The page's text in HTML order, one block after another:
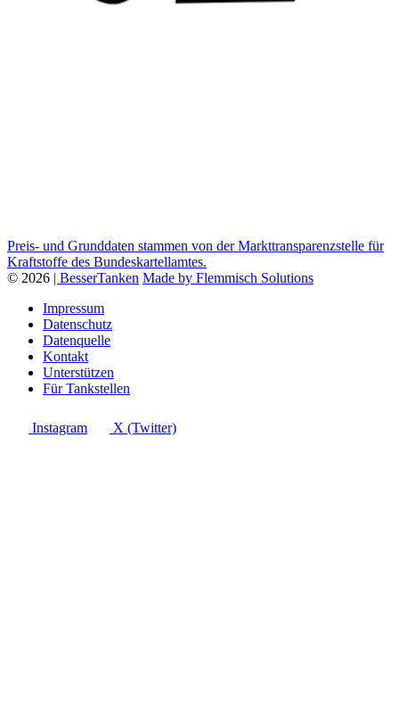
Preis- und Grunddaten stammen von der Markttransparenzstelle für
Kraftstoffe des Bundeskartellamtes.
© 2026 | BesserTanken Made by Flemmisch Solutions
Impressum
Datenschutz
Datenquelle
Kontakt
Unterstützen
Für Tankstellen
Instagram X (Twitter)